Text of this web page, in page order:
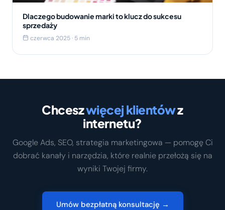
Dlaczego budowanie marki to klucz do sukcesu
sprzedaży
czerwca 2025 · 5 min
Chceszwięcej klientówz
internetu?
Google Ads, SEO, strategia marketingowa — pomogę Ci
dobrać kanały i narzędzia, które realnie przełożą się na
wyniki Twojej firmy.
Umów bezpłatną konsultację →